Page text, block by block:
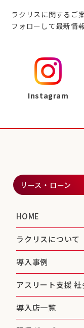
ラクリスに関するご
フォローして最新情
Instagram
リース・ローン
HOME
ラクリスについて
導入事例
アスリート支援 社
導入店一覧